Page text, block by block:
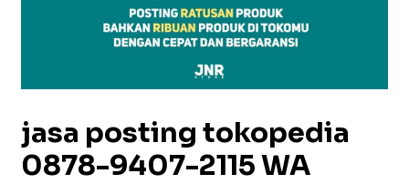
jasa posting tokopedia
0878-9407-2115 WA